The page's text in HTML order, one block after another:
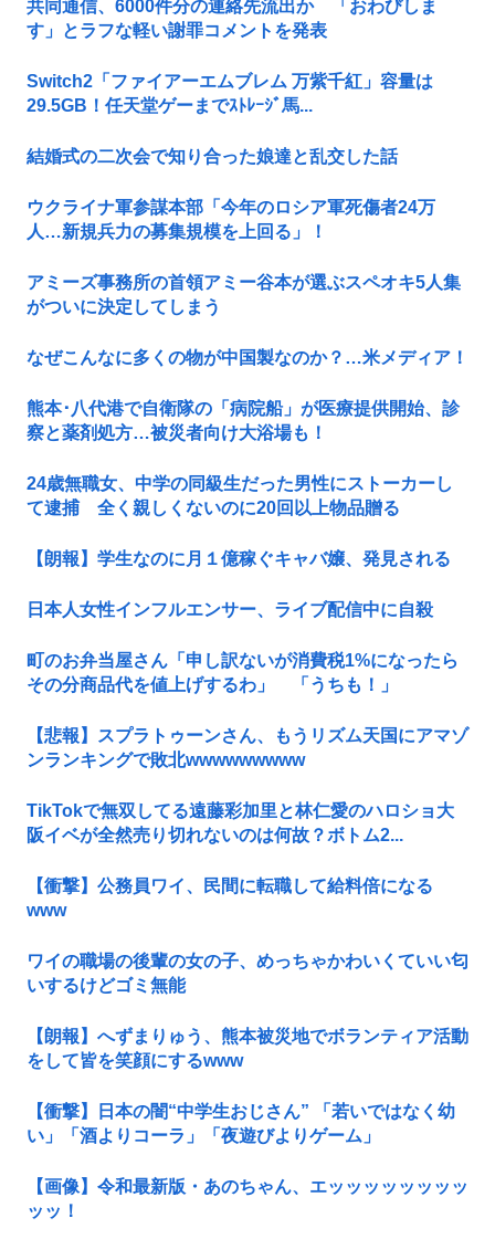
共同通信、6000件分の連絡先流出か 「おわびしま
す」とラフな軽い謝罪コメントを発表
Switch2「ファイアーエムブレム 万紫千紅」容量は
29.5GB！任天堂ゲーまでｽﾄﾚｰｼﾞ馬...
結婚式の二次会で知り合った娘達と乱交した話
ウクライナ軍参謀本部「今年のロシア軍死傷者24万
人…新規兵力の募集規模を上回る」！
アミーズ事務所の首領アミー谷本が選ぶスペオキ5人集
がついに決定してしまう
なぜこんなに多くの物が中国製なのか？…米メディア！
熊本･八代港で自衛隊の「病院船」が医療提供開始、診
察と薬剤処方…被災者向け大浴場も！
24歳無職女、中学の同級生だった男性にストーカーし
て逮捕 全く親しくないのに20回以上物品贈る
【朗報】学生なのに月１億稼ぐキャバ嬢、発見される
日本人女性インフルエンサー、ライブ配信中に自殺
町のお弁当屋さん「申し訳ないが消費税1%になったら
その分商品代を値上げするわ」 「うちも！」
【悲報】スプラトゥーンさん、もうリズム天国にアマゾ
ンランキングで敗北wwwwwwwww
TikTokで無双してる遠藤彩加里と林仁愛のハロショ大
阪イベが全然売り切れないのは何故？ボトム2...
【衝撃】公務員ワイ、民間に転職して給料倍になる
www
ワイの職場の後輩の女の子、めっちゃかわいくていい匂
いするけどゴミ無能
【朗報】へずまりゅう、熊本被災地でボランティア活動
をして皆を笑顔にするwww
【衝撃】日本の闇“中学生おじさん” 「若いではなく幼
い」「酒よりコーラ」「夜遊びよりゲーム」
【画像】令和最新版・あのちゃん、エッッッッッッッッ
ッッ！